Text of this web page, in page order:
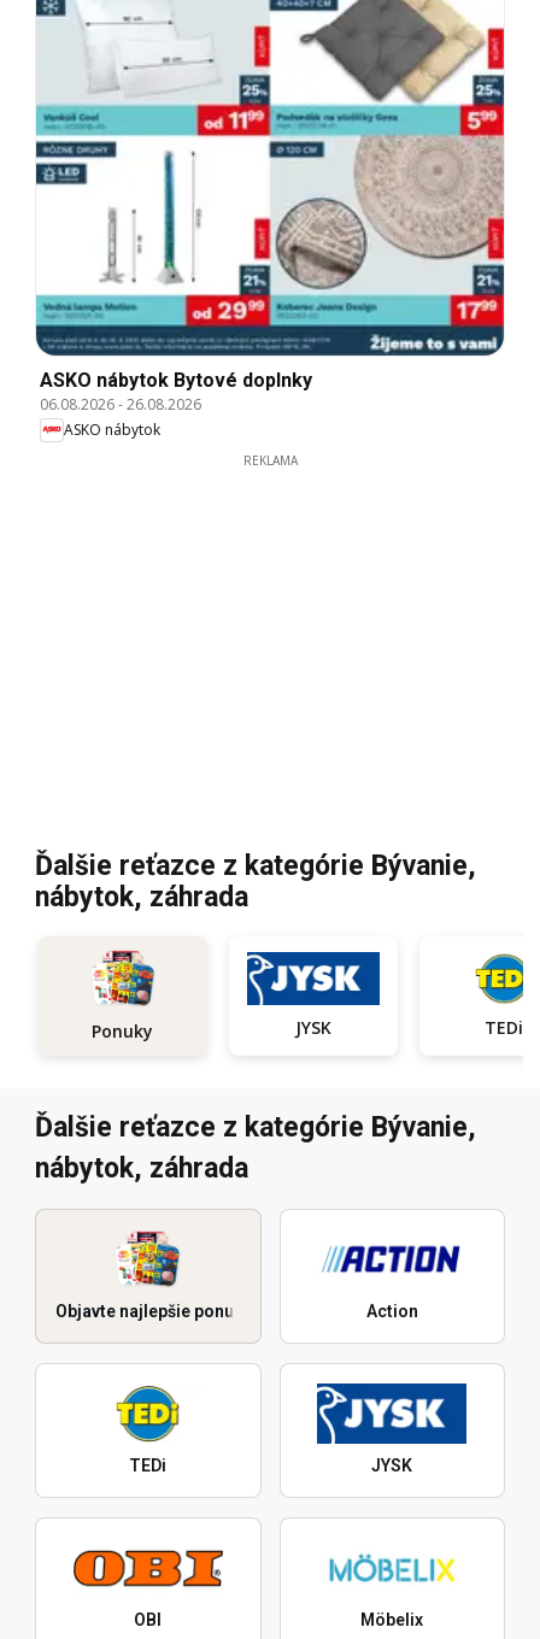
ASKO nábytok Bytové doplnky
06.08.2026-26.08.2026
ASKO nábytok
REKLAMA
Ďalšie reťazce z kategórie Bývanie,
nábytok, záhrada
Ponuky JYSK TEDi
Ďalšie reťazce z kategórie Bývanie,
nábytok, záhrada
Objavte najlepšie ponuky Action
TEDi JYSK
OBI Möbelix